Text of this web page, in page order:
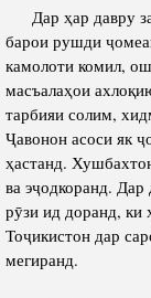
Дар ҳар давру
барои рушди
камолоти комил,
масъалаҳои
тарбияи солим,
Ҷавонон асоси як
ҳастанд.
ва эҷодкоранд.
рӯзи ид доранд, ки
Тоҷикистон дар
мегиранд.